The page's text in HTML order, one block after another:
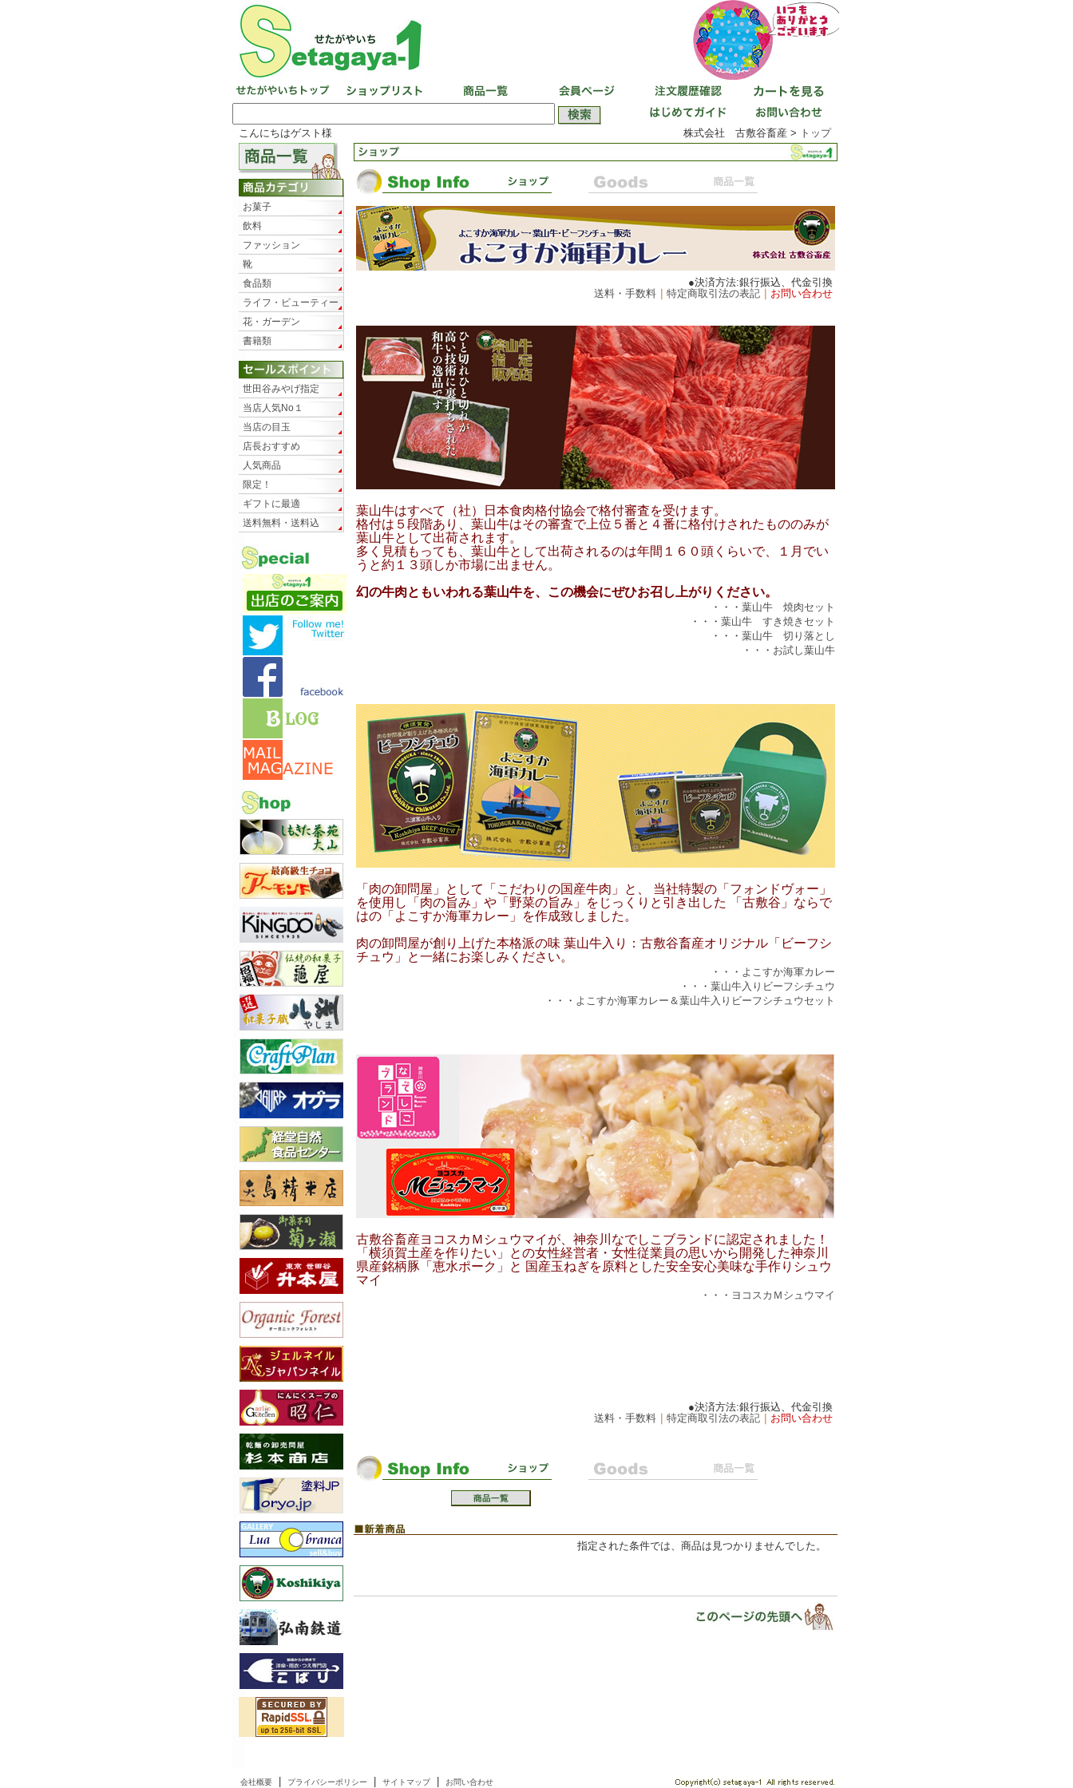
こんにちはゲスト様 株式会社 古敷谷畜産 > トップ
●決済方法:銀行振込、代金引換
送料・手数料｜ 特定商取引法の表記｜ お問い合わせ
葉山牛はすべて（社）日本食肉格付協会で格付審査を受けます。
格付は５段階あり、葉山牛はその審査で上位５番と４番に格付けされたもののみが
葉山牛として出荷されます。
多く見積もっても、葉山牛として出荷されるのは年間１６０頭くらいで、１月でい
うと約１３頭しか市場に出ません。
幻の牛肉ともいわれる葉山牛を、この機会にぜひお召し上がりください。
・・・ 葉山牛 焼肉セット
・・・ 葉山牛 すき焼きセット
・・・ 葉山牛 切り落とし
・・・ お試し葉山牛
「肉の卸問屋」として「こだわりの国産牛肉」と、 当社特製の「フォンドヴォー」
を使用し「肉の旨み」や「野菜の旨み」をじっくりと引き出した 「古敷谷」ならで
はの「よこすか海軍カレー」を作成致しました。
肉の卸問屋が創り上げた本格派の味 葉山牛入り：古敷谷畜産オリジナル「ビーフシ
チュウ」と一緒にお楽しみください。
・・・ よこすか海軍カレー
・・・ 葉山牛入りビーフシチュウ
・・・ よこすか海軍カレー＆葉山牛入りビーフシチュウセット
古敷谷畜産ヨコスカＭシュウマイが、神奈川なでしこブランドに認定されました！
「横須賀土産を作りたい」との女性経営者・女性従業員の思いから開発した神奈川
県産銘柄豚「恵水ポーク」と 国産玉ねぎを原料とした安全安心美味な手作りシュウ
マイ
・・・ ヨコスカＭシュウマイ
●決済方法:銀行振込、代金引換
送料・手数料｜ 特定商取引法の表記｜ お問い合わせ
指定された条件では、商品は見つかりませんでした。
お菓子
飲料
ファッション
靴
食品類
ライフ・ビューティー
花・ガーデン
書籍類
世田谷みやげ指定
当店人気No１
当店の目玉
店長おすすめ
人気商品
限定！
ギフトに最適
送料無料・送料込
会社概要| プライバシーポリシー サイトマップ| お問い合わせ